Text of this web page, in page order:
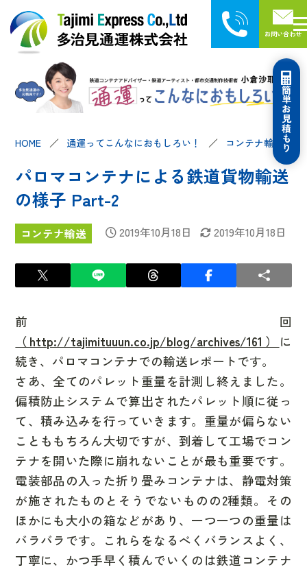
お問い合わせ
簡単お見積もり
HOME 通運ってこんなにおもしろい！ コンテナ輸送
パロマコンテナによる鉄道貨物輸送
の様子 Part-2
コンテナ輸送 2019年10月18日 2019年10月18日
前回
（http://tajimituuun.co.jp/blog/archives/161） に
続き、 パロマコンテナでの輸送レポートです。
さあ、全てのパレット重量を計測し終えました。
偏積防止システム で算出されたパレット順に従っ
て、積み込みを行っていきます。重量が偏らない
ことももちろん大切ですが、到着して工場でコン
テナを開いた際に崩れないことが最も重要です。
電装部品の入った折り畳みコンテナは、静電対策
が施されたものとそうでないものの2種類。その
ほかにも大小の箱などがあり、一つ一つの重量は
バラバラです。これらをなるべくバランスよく、
丁寧に、かつ手早く積んでいくのは鉄道コンテナ